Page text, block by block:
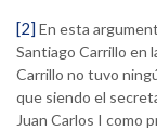
[2] En esta
Santiago Carrillo en
Carrillo no tuvo
que siendo el
Juan Carlos I como